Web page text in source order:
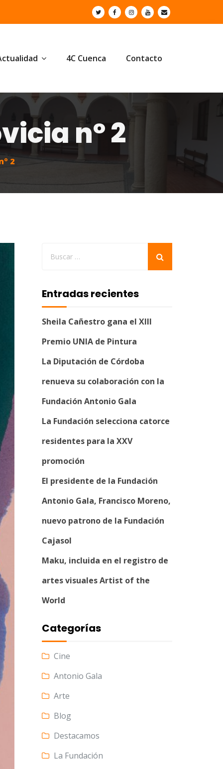
4C Cuenca Contacto
nº 2
2
Entradas recientes
Sheila Cañestro gana el XIII
Premio UNIA de Pintura
La Diputación de Córdoba
renueva su colaboración con la
Fundación Antonio Gala
La Fundación selecciona catorce
residentes para la XXV
promoción
El presidente de la Fundación
Antonio Gala, Francisco Moreno,
nuevo patrono de la Fundación
Cajasol
Maku, incluida en el registro de
artes visuales Artist of the
World
Categorías
Cine
Antonio Gala
Arte
Blog
Destacamos
La Fundación